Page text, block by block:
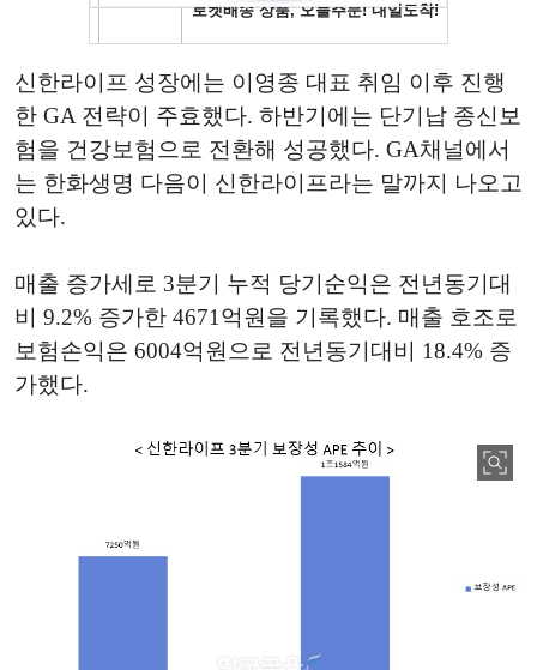
신한라이프 성장에는 이영종 대표 취임 이후 진행
한 GA 전략이 주효했다. 하반기에는 단기납 종신보
험을 건강보험으로 전환해 성공했다. GA채널에서
는 한화생명 다음이 신한라이프라는 말까지 나오고
있다.
매출 증가세로 3분기 누적 당기순익은 전년동기대
비 9.2% 증가한 4671억원을 기록했다. 매출 호조로
보험손익은 6004억원으로 전년동기대비 18.4% 증
가했다.